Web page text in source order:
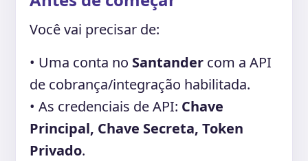
Você vai precisar de:
• Uma conta no Santander com a API
de cobrança/integração habilitada.
• As credenciais de API: Chave
Principal, Chave Secreta, Token
Privado.